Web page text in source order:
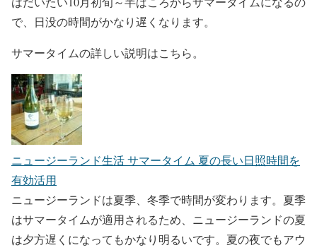
で、日没の時間がかなり遅くなります。
サマータイムの詳しい説明はこちら。
ニュージーランド生活 サマータイム 夏の長い日照時間を
有効活用
ニュージーランドは夏季、冬季で時間が変わります。夏季
はサマータイムが適用されるため、ニュージーランドの夏
は夕方遅くになってもかなり明るいです。夏の夜でもアウ